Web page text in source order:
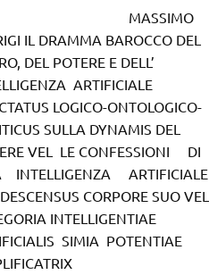
IL DRAMMA BAROCCO DEL
DEL POTERE E DELL’
ARTIFICIALE
LOGICO-ONTOLOGICO-
SULLA DYNAMIS DEL
VEL LE CONFESSIONI DI
INTELLIGENZA ARTIFICIALE
CORPORE SUO VEL
INTELLIGENTIAE
SIMIA POTENTIAE